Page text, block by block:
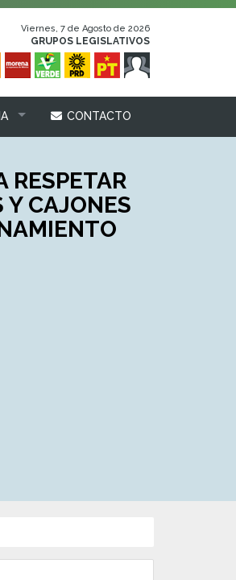
Viernes, 7 de Agosto de 2026
GRUPOS LEGISLATIVOS
CONTACTO
RESPETAR
Y CAJONES